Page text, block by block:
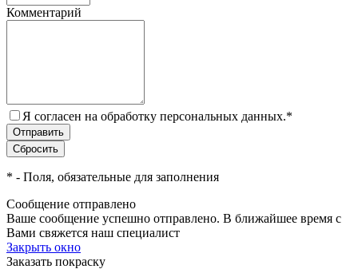
Комментарий
Я согласен на обработку персональных данных.*
* - Поля, обязательные для заполнения
Сообщение отправлено
Ваше сообщение успешно отправлено. В ближайшее время с
Вами свяжется наш специалист
Закрыть окно
Заказать покраску